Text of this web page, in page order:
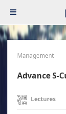
Management
Advance S-
Lectures